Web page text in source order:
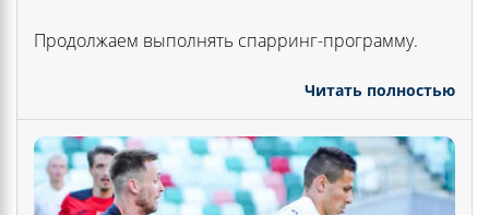
Продолжаем выполнять спарринг-программу.
Читать полностью